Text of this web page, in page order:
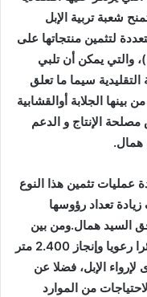
شعبة تربية الإبل
إمكانيات متعددة لتثمين منتجاتها على
والتي يمكن أن تلبي
سيما ما تعلق
الجلابة أوالقشابية
الإنتاج و الدعم
همال.
تثمين هذا النوع
تعداد رؤوسها
وفق السيد همال.ومن بين
تلك العمليات المجسدة إعادة تأهيل 24 بئرا رعويا وإنجاز 2.400 متر
و50 حوضا وأخرى لإرواء الإبل، فضلا عن
الاحتياجات من الموارد